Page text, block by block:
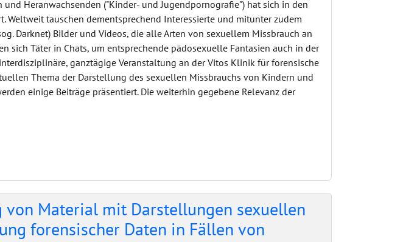
Heranwachsenden ("Kinder- und Jugendpornografie") hat sich in den
Weltweit tauschen dementsprechend Interessierte und mitunter zudem
Darknet) Bilder und Videos, die alle Arten von sexuellem Missbrauch an
sich Täter in Chats, um entsprechende pädosexuelle Fantasien auch in der
ganztägige Veranstaltung an der Vitos Klinik für forensische
Thema der Darstellung des sexuellen Missbrauchs von Kindern und
einige Beiträge präsentiert. Die weiterhin gegebene Relevanz der
von Material mit Darstellungen sexuellen
forensischer Daten in Fällen von